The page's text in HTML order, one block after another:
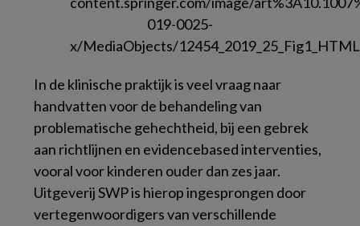
In de klinische praktijk is veel vraag naar
handvatten voor de behandeling van
problematische gehechtheid, bij een gebrek
aan richtlijnen en evidencebased interventies,
vooral voor kinderen ouder dan zes jaar.
Uitgeverij SWP is hierop ingesprongen door
vertegenwoordigers van verschillende